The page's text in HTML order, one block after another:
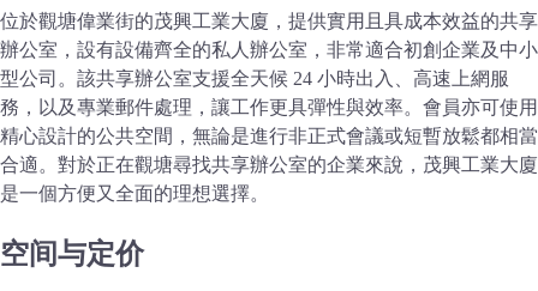
位於觀塘偉業街的茂興工業大廈，提供實用且具成本效益的共享
辦公室，設有設備齊全的私人辦公室，非常適合初創企業及中小
型公司。該共享辦公室支援全天候 24 小時出入、高速上網服
務，以及專業郵件處理，讓工作更具彈性與效率。會員亦可使用
精心設計的公共空間，無論是進行非正式會議或短暫放鬆都相當
合適。對於正在觀塘尋找共享辦公室的企業來說，茂興工業大廈
是一個方便又全面的理想選擇。
空间与定价